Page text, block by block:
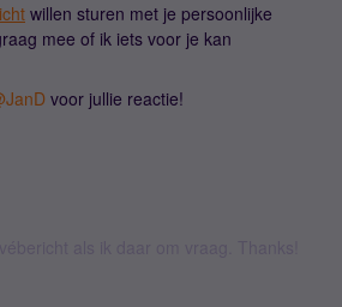
willen sturen met je persoonlijke
mee of ik iets voor je kan
voor jullie reactie!